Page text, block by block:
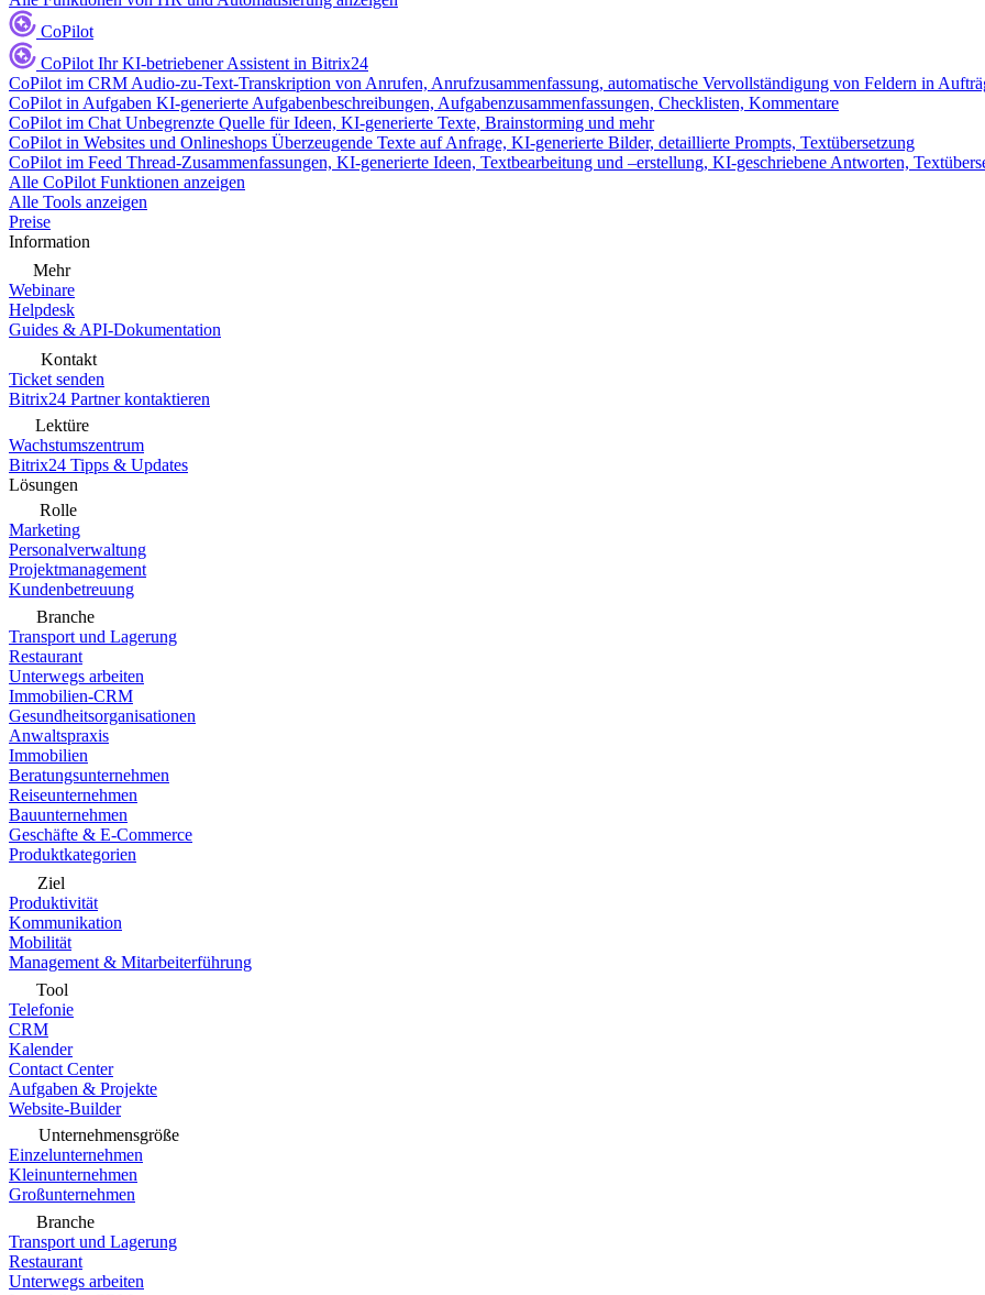
CoPilot
CoPilot Ihr KI-betriebener Assistent in Bitrix24
CoPilot im CRM Audio-zu-Text-Transkription von Anrufen, Anrufzusammenfassung, automatische Vervollständigung von Feldern in
CoPilot in Aufgaben KI-generierte Aufgabenbeschreibungen, Aufgabenzusammenfassungen, Checklisten, Kommentare
CoPilot im Chat Unbegrenzte Quelle für Ideen, KI-generierte Texte, Brainstorming und mehr
CoPilot in Websites und Onlineshops Überzeugende Texte auf Anfrage, KI-generierte Bilder, detaillierte Prompts, Textübersetzung
CoPilot im Feed Thread-Zusammenfassungen, KI-generierte Ideen, Textbearbeitung und –erstellung, KI-geschriebene Antworten,
Alle CoPilot Funktionen anzeigen
Alle Tools anzeigen
Preise
Information
Mehr
Webinare
Helpdesk
Guides & API-Dokumentation
Kontakt
Ticket senden
Bitrix24 Partner kontaktieren
Lektüre
Wachstumszentrum
Bitrix24 Tipps & Updates
Lösungen
Rolle
Marketing
Personalverwaltung
Projektmanagement
Kundenbetreuung
Branche
Transport und Lagerung
Restaurant
Unterwegs arbeiten
Immobilien-CRM
Gesundheitsorganisationen
Anwaltspraxis
Immobilien
Beratungsunternehmen
Reiseunternehmen
Bauunternehmen
Geschäfte & E-Commerce
Produktkategorien
Ziel
Produktivität
Kommunikation
Mobilität
Management & Mitarbeiterführung
Tool
Telefonie
CRM
Kalender
Contact Center
Aufgaben & Projekte
Website-Builder
Unternehmensgröße
Einzelunternehmen
Kleinunternehmen
Großunternehmen
Branche
Transport und Lagerung
Restaurant
Unterwegs arbeiten